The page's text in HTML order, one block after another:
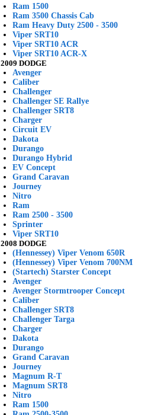
Ram 1500
Ram 3500 Chassis Cab
Ram Heavy Duty 2500 - 3500
Viper SRT10
Viper SRT10 ACR
Viper SRT10 ACR-X
2009 DODGE
Avenger
Caliber
Challenger
Challenger SE Rallye
Challenger SRT8
Charger
Circuit EV
Dakota
Durango
Durango Hybrid
EV Concept
Grand Caravan
Journey
Nitro
Ram
Ram 2500 - 3500
Sprinter
Viper SRT10
2008 DODGE
(Hennessey) Viper Venom 650R
(Hennessey) Viper Venom 700NM
(Startech) Starster Concept
Avenger
Avenger Stormtrooper Concept
Caliber
Challenger SRT8
Challenger Targa
Charger
Dakota
Durango
Grand Caravan
Journey
Magnum R-T
Magnum SRT8
Nitro
Ram 1500